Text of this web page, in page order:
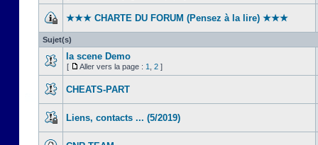
★★★ CHARTE DU FORUM (Pensez à la lire) ★★★
Sujet(s)
la scene Demo
[ Aller vers la page : 1 2 ]
CHEATS-PART
Liens, contacts ... (5/2019)